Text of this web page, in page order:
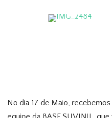
No dia 17 de Maio,